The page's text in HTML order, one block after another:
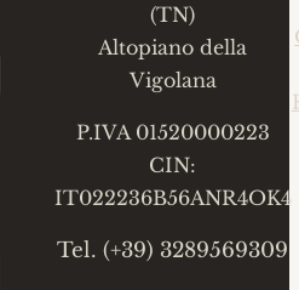
(TN)
Altopiano della
Vigolana
P.IVA 01520000223
CIN:
IT022236B56ANR4OK4
Tel. (+39) 3289569309